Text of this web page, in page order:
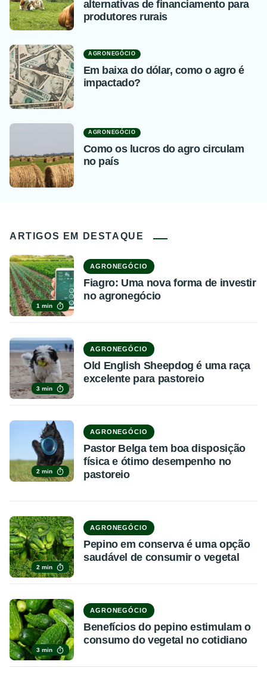
alternativas de financiamento para
produtores rurais
AGRONEGÓCIO
Em baixa do dólar, como o agro é
impactado?
AGRONEGÓCIO
Como os lucros do agro circulam
no país
ARTIGOS EM DESTAQUE
1 min
AGRONEGÓCIO
Fiagro: Uma nova forma de investir
no agronegócio
3 min
AGRONEGÓCIO
Old English Sheepdog é uma raça
excelente para pastoreio
2 min
AGRONEGÓCIO
Pastor Belga tem boa disposição
física e ótimo desempenho no
pastoreio
2 min
AGRONEGÓCIO
Pepino em conserva é uma opção
saudável de consumir o vegetal
3 min
AGRONEGÓCIO
Benefícios do pepino estimulam o
consumo do vegetal no cotidiano